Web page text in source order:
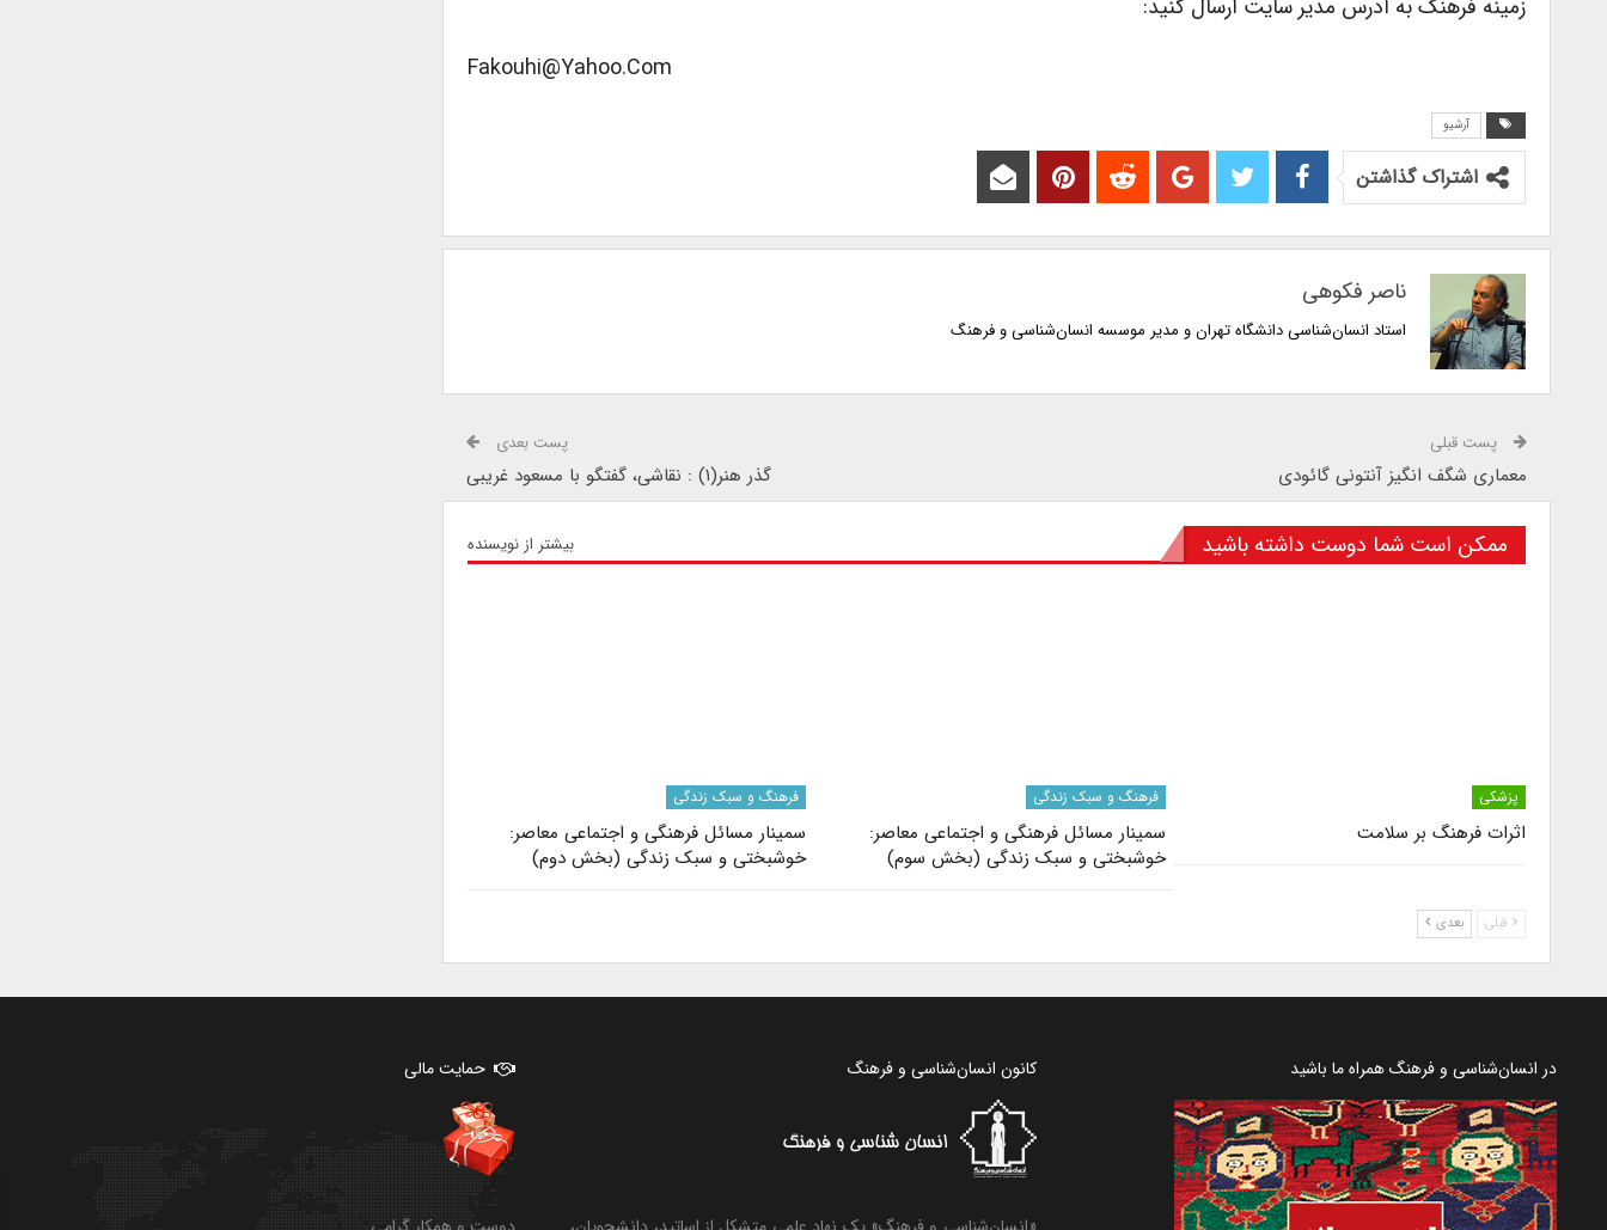
زمینه فرهنگ به آدرس مدیر سایت ارسال کنید:
Fakouhi@yahoo.com
آرشیو
اشتراک گذاشتن
ناصر فکوهی
استاد انسان‌شناسی دانشگاه تهران و مدیر موسسه انسان‌شناسی و فرهنگ
پست قبلی
معماری شگف انگیز آنتونی گائودی
پست بعدی
گذر هنر(۱) : نقاشی، گفتگو با مسعود غریبی
ممکن است شما دوست داشته باشید بیشتر از نویسنده
پزشکی
اثرات فرهنگ بر سلامت
فرهنگ و سبک زندگی
سمینار مسائل فرهنگی و اجتماعی معاصر:
خوشبختی و سبک زندگی (بخش سوم)
فرهنگ و سبک زندگی
سمینار مسائل فرهنگی و اجتماعی معاصر:
خوشبختی و سبک زندگی (بخش دوم)
قبلی بعدی
در انسان‌شناسی و فرهنگ همراه ما باشید کانون انسان‌شناسی و فرهنگ حمایت مالی